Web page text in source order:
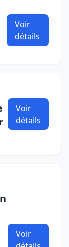
Voir
détails
Voir
détails
Voir